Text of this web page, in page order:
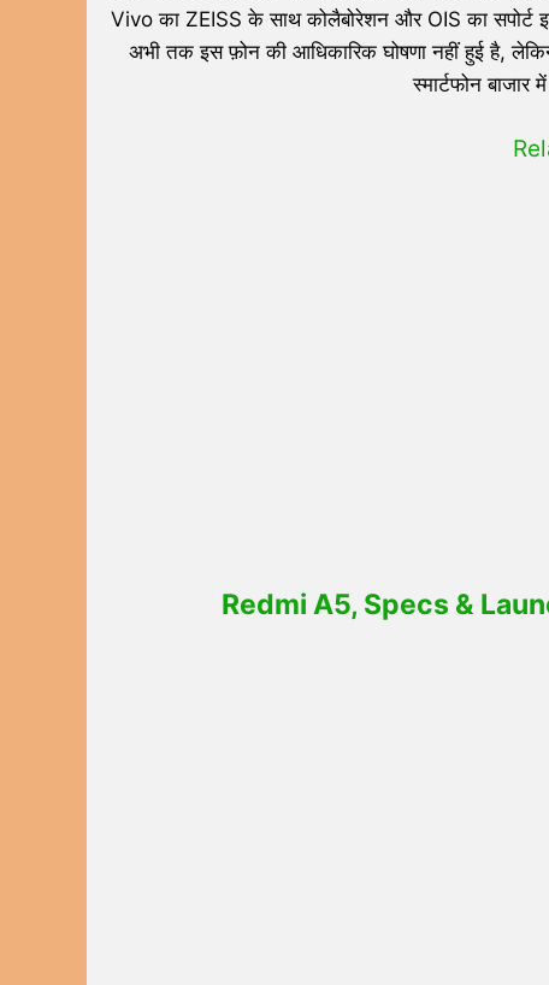
Vivo का ZEISS के साथ कोलैबोरेशन और OIS का सपोर्ट
अभी तक इस फ़ोन की आधिकारिक घोषणा नहीं हुई है,
स्मार्टफोन बाजार
Redmi A5, Specs &